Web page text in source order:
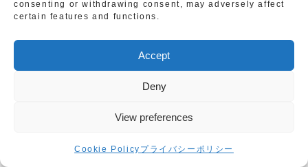
consenting or withdrawing consent, may adversely affect
certain features and functions.
Accept
Deny
View preferences
Cookie Policy プライバシーポリシー
３★★★☆☆：ラブシーンや暴力シーンはあるが、激しい
刺激の強い暴力描写または性的描写が含まれている可能性
があり、映画に慣れていない子が見ると、刺激が強すぎる
んであれば、大きな問題なく楽しめる作品です。
可否の判断が分かれるのがこのレベルです。